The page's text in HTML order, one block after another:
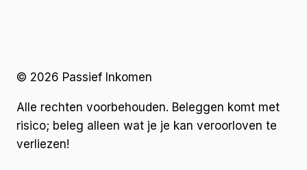
© 2026 Passief Inkomen
Alle rechten voorbehouden. Beleggen komt met
risico; beleg alleen wat je je kan veroorloven te
verliezen!